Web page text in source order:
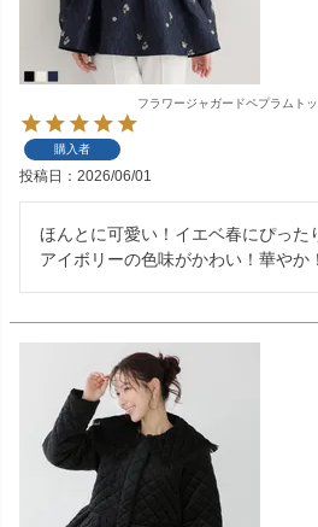
フラワージャガードペプラムトッ
購入者
投稿日 2026/06/01
ほんとに可愛い！イエベ春にぴった
アイボリーの色味がかわい！華やか！